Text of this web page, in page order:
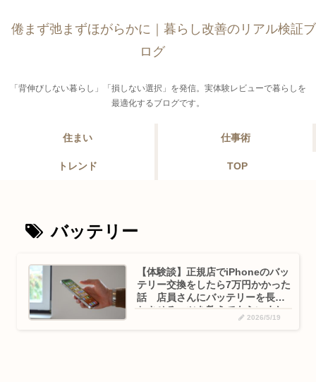
倦まず弛まずほがらかに｜暮らし改善のリアル検証ブ
ログ
「背伸びしない暮らし」「損しない選択」を発信。実体験レビューで暮らしを
最適化するブログです。
住まい 仕事術
トレンド TOP
バッテリー
【体験談】正規店でiPhoneのバッ
テリー交換をしたら7万円かかった
話 店員さんにバッテリーを長持
ちさせるコツを教えてもらいまし
2026/5/19